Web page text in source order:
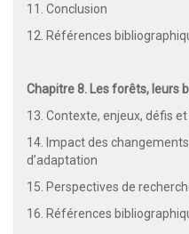
11. Conclusion
12. Références
Chapitre 8. Les forêts, leurs
13. Contexte, enjeux, défis
14. Impact des
d’adaptation
15. Perspectives de
16. Références